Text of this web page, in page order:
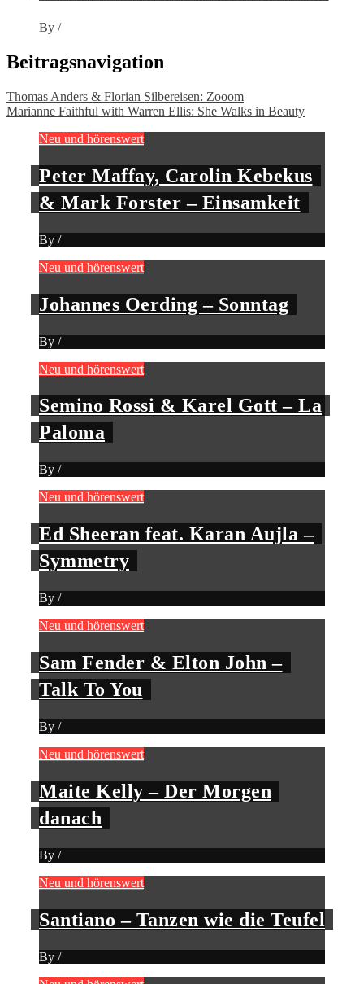
By /
Beitragsnavigation
Thomas Anders & Florian Silbereisen: Zooom
Marianne Faithful with Warren Ellis: She Walks in Beauty
Neu und hörenswert
Peter Maffay, Carolin Kebekus
& Mark Forster – Einsamkeit
By /
Neu und hörenswert
Johannes Oerding – Sonntag
By /
Neu und hörenswert
Semino Rossi & Karel Gott – La
Paloma
By /
Neu und hörenswert
Ed Sheeran feat. Karan Aujla –
Symmetry
By /
Neu und hörenswert
Sam Fender & Elton John –
Talk To You
By /
Neu und hörenswert
Maite Kelly – Der Morgen
danach
By /
Neu und hörenswert
Santiano – Tanzen wie die Teufel
By /